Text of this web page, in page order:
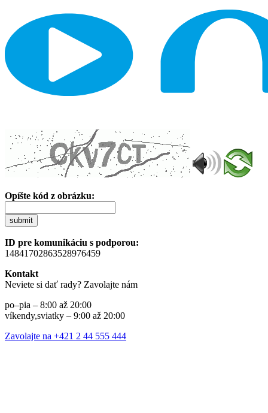
Opíšte kód z obrázku:
submit
ID pre komunikáciu s podporou:
14841702863528976459
Kontakt
Neviete si dať rady? Zavolajte nám
po–pia – 8:00 až 20:00
víkendy,sviatky – 9:00 až 20:00
Zavolajte na +421 2 44 555 444